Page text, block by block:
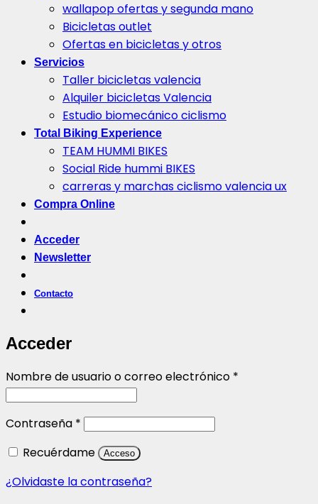
wallapop ofertas y segunda mano
Bicicletas outlet
Ofertas en bicicletas y otros
Servicios
Taller bicicletas valencia
Alquiler bicicletas Valencia
Estudio biomecánico ciclismo
Total Biking Experience
TEAM HUMMI BIKES
Social Ride hummi BIKES
carreras y marchas ciclismo valencia ux
Compra Online
Acceder
Newsletter
Contacto
Acceder
Nombre de usuario o correo electrónico *
Contraseña * Obligatorio
Recuérdame
Acceso
¿Olvidaste la contraseña?